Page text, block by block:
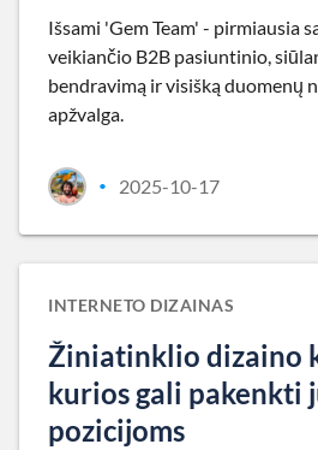
Išsami 'Gem Team' - pirmiausia
veikiančio B2B pasiuntinio,
bendravimą ir visišką duomenų
apžvalga.
• 2025-10-17
INTERNETO DIZAINAS
Žiniatinklio dizaino
kurios gali pakenkti
pozicijoms